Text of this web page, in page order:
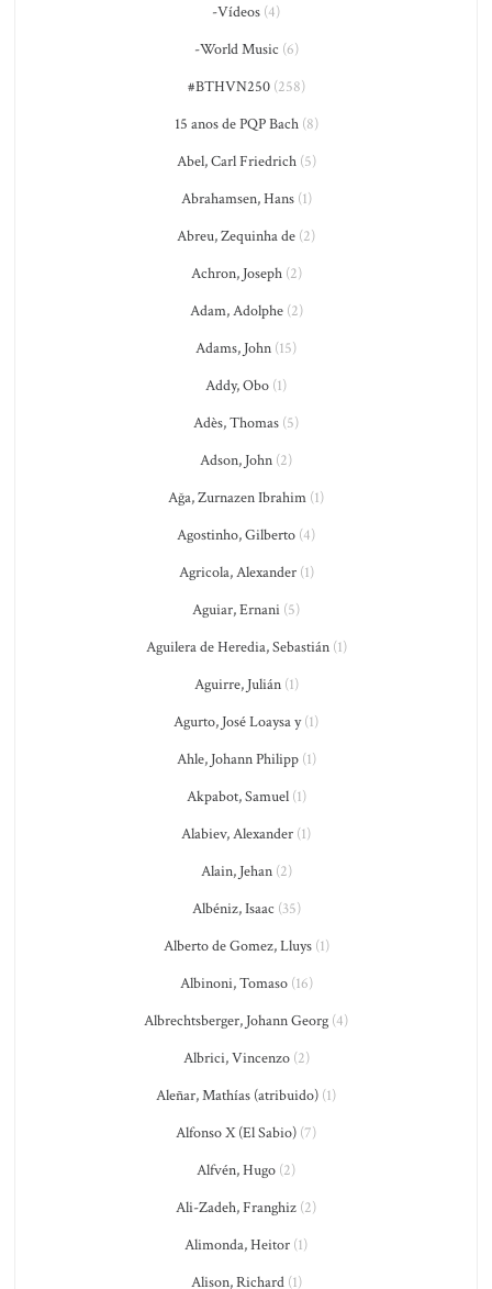
-Vídeos (4)
-World Music (6)
#BTHVN250(258)
15 anos de PQP Bach(8)
Abel, Carl Friedrich(5)
Abrahamsen, Hans(1)
Abreu, Zequinha de (2)
Achron, Joseph(2)
Adam, Adolphe(2)
Adams, John (15)
Addy, Obo (1)
Adès, Thomas (5)
Adson, John (2)
Ağa, Zurnazen Ibrahim (1)
Agostinho, Gilberto (4)
Agricola, Alexander(1)
Aguiar, Ernani (5)
Aguilera de Heredia, Sebastián(1)
Aguirre, Julián(1)
Agurto, José Loaysa y(1)
Ahle, Johann Philipp(1)
Akpabot, Samuel(1)
Alabiev, Alexander (1)
Alain, Jehan(2)
Albéniz, Isaac (35)
Alberto de Gomez, Lluys(1)
Albinoni, Tomaso(16)
Albrechtsberger, Johann Georg (4)
Albrici, Vincenzo(2)
Aleñar, Mathías (atribuido) (1)
Alfonso X (El Sabio) (7)
Alfvén, Hugo (2)
Ali-Zadeh, Franghiz (2)
Alimonda, Heitor (1)
Alison, Richard(1)